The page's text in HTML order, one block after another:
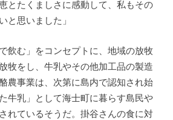
とたくましさに感動して、私もその
と思いました」
飲む」をコンセプトに、地域の放牧
牧をし、牛乳やその他加工品の製造
農事業は、次第に島内で認知され始
牛乳」として海士町に暮らす島民や
れているそうだ。掛谷さんの食に対